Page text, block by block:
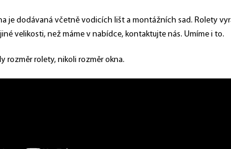
je dodávaná včetně vodicích lišt a montážních sad. Rolety
velikosti, než máme v nabídce, kontaktujte nás. Umíme i to.
rozměr rolety, nikoli rozměr okna.